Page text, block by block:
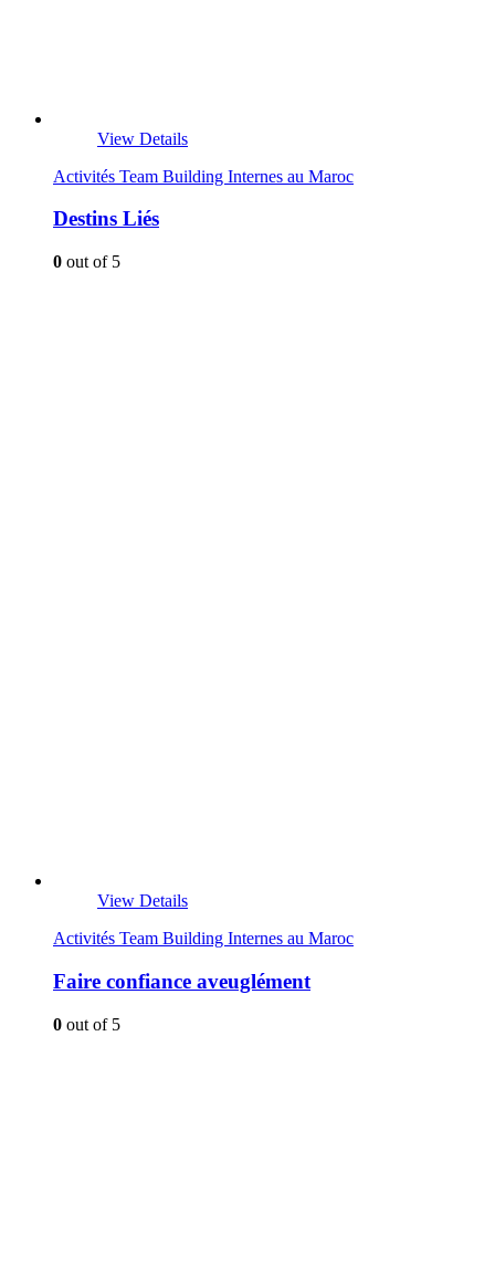
View Details
Activités Team Building Internes au Maroc
Destins Liés
0 out of 5
View Details
Activités Team Building Internes au Maroc
Faire confiance aveuglément
0 out of 5